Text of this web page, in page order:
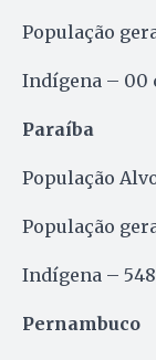
População
Indígena – 00
Paraíba
População
População
Indígena –
Pernambuco